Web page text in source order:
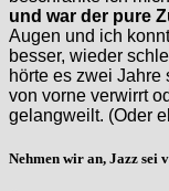
und war der pure
Augen und ich
besser, wieder
hörte es zwei
von vorne verwirrt
gelangweilt. (Oder
Nehmen wir an, Jazz